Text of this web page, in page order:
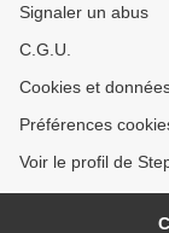
Signaler un abus
C.G.U.
Cookies et
Préférences
Voir le profil de